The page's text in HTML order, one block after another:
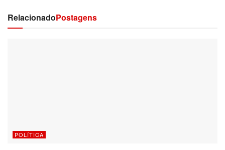
RelacionadoPostagens
POLÍTICA